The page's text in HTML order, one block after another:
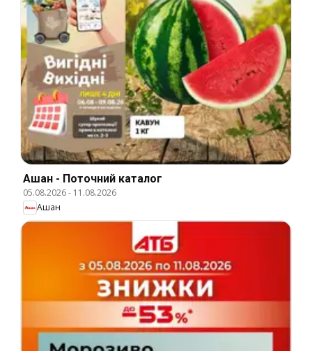
Ашан - Поточний каталог
05.08.2026- 11.08.2026
Ашан